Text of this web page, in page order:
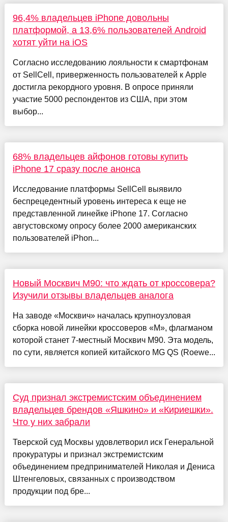
96,4% владельцев iPhone довольны
платформой, а 13,6% пользователей Android
хотят уйти на iOS
Согласно исследованию лояльности к смартфонам
от SellCell, приверженность пользователей к Apple
достигла рекордного уровня. В опросе приняли
участие 5000 респондентов из США, при этом
выбор...
68% владельцев айфонов готовы купить
iPhone 17 сразу после анонса
Исследование платформы SellCell выявило
беспрецедентный уровень интереса к еще не
представленной линейке iPhone 17. Согласно
августовскому опросу более 2000 американских
пользователей iPhon...
Новый Москвич М90: что ждать от кроссовера?
Изучили отзывы владельцев аналога
На заводе «Москвич» началась крупноузловая
сборка новой линейки кроссоверов «М», флагманом
которой станет 7-местный Москвич М90. Эта модель,
по сути, является копией китайского MG QS (Roewe...
Суд признал экстремистским объединением
владельцев брендов «Яшкино» и «Кириешки».
Что у них забрали
Тверской суд Москвы удовлетворил иск Генеральной
прокуратуры и признал экстремистским
объединением предпринимателей Николая и Дениса
Штенгеловых, связанных с производством
продукции под бре...